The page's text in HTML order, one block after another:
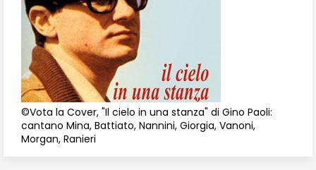
©Vota la Cover, "Il cielo in una stanza" di Gino Paoli:
cantano Mina, Battiato, Nannini, Giorgia, Vanoni,
Morgan, Ranieri